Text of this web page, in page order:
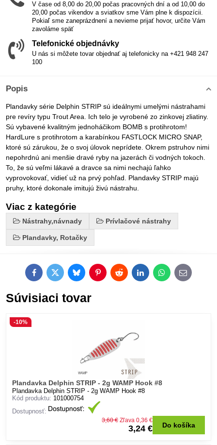
V čase od 8,00 do 20,00 počas pracovných dní a od 10,00 do
20,00 počas vikendov a sviatkov sme Vám plne k dispozícii.
Pokiaľ sme zaneprázdnení a nevieme prijať hovor, určite Vám
zavoláme späť
Telefonické objednávky
U nás si môžete tovar objednať aj telefonicky na +421 948 247
100
Popis
Plandavky série Delphin STRIP sú ideálnymi umelými nástrahami
pre revíry typu Trout Area. Ich telo je vyrobené zo zinkovej zliatiny.
Sú vybavené kvalitným jednoháčikom BOMB s protihrotom!
HardLure s protihrotom a karabínkou FASTLOCK MICRO SNAP,
ktoré sú zárukou, že o svoj úlovok neprídete. Okrem pstruhov nimi
nepohrdnú ani menšie dravé ryby na jazerách či vodných tokoch.
To, že sú veľmi lákavé a dravce sa nimi nechajú ľahko
vyprovokovať, vidieť už na prvý pohľad. Plandavky STRIP majú
pruhy, ktoré dokonale imitujú živú nástrahu.
Viac z kategórie
Nástrahy,návnady Prívlačové nástrahy
Plandavky, Rotačky
FacebookTwitterBlueskyPinterestRedditLinkedInWhatsApp
E-
mail
Súvisiaci tovar
Plandavka Delphin STRIP - 2g WAMP Hook #8
-10%
Plandavka Delphin STRIP - 2g WAMP Hook #8
Kód produktu: 101000754
Dostupnosť:
3,24 €
3,60 € Zľava 0,36 €
Do košíka